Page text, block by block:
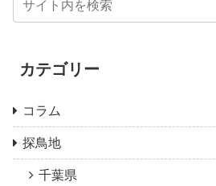
カテゴリー
コラム
探鳥地
千葉県